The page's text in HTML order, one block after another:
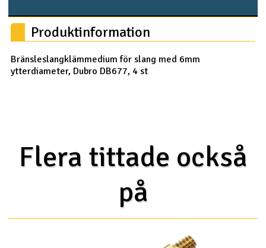
Scooter & elfordon
Smarthem, lek och hobby
Presentkort
Produktinformation
Bränsleslangklämmedium för slang med 6mm
ytterdiameter, Dubro DB677, 4 st
Flera tittade också
på